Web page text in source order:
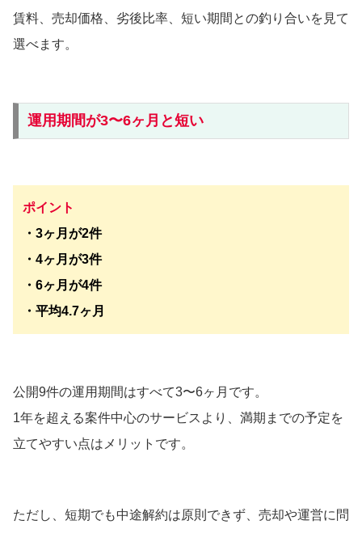
賃料、売却価格、劣後比率、短い期間との釣り合いを見て
選べます。
運用期間が3〜6ヶ月と短い
ポイント
・3ヶ月が2件
・4ヶ月が3件
・6ヶ月が4件
・平均4.7ヶ月
公開9件の運用期間はすべて3〜6ヶ月です。
1年を超える案件中心のサービスより、満期までの予定を
立てやすい点はメリットです。
ただし、短期でも中途解約は原則できず、売却や運営に問